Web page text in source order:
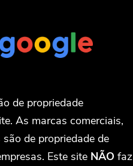
de propriedade
As marcas comerciais,
de propriedade de
Este site NÃO faz